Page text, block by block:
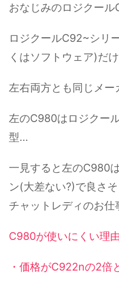
おなじみのロジクール
ロジクールC92~シリ
くはソフトウェア)だけ
左右両方とも同じメー
左のC980はロジクー
型…
一見すると左のC980
ン(大差ない?)で良さ
チャットレディのお仕
C980が使いにくい理
・価格がC922nの2倍